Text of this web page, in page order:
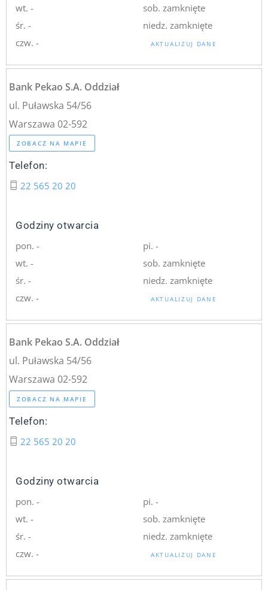
wt. -
śr. -
czw. -
sob. zamknięte
niedz. zamknięte
AKTUALIZUJ DANE
Bank Pekao S.A. Oddział
ul. Puławska 54/56
Warszawa 02-592
ZOBACZ NA MAPIE
Telefon:
22 565 20 20
Godziny otwarcia
pon. -
wt. -
śr. -
czw. -
pi. -
sob. zamknięte
niedz. zamknięte
AKTUALIZUJ DANE
Bank Pekao S.A. Oddział
ul. Puławska 54/56
Warszawa 02-592
ZOBACZ NA MAPIE
Telefon:
22 565 20 20
Godziny otwarcia
pon. -
wt. -
śr. -
czw. -
pi. -
sob. zamknięte
niedz. zamknięte
AKTUALIZUJ DANE